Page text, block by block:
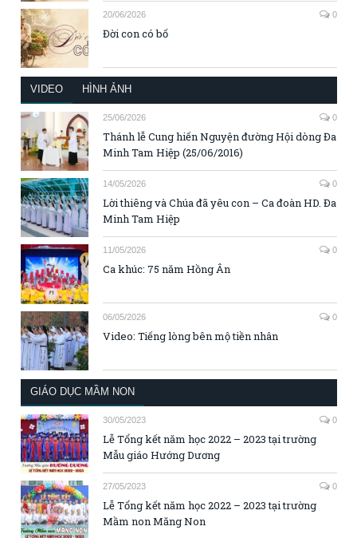
20/06/2026 0
Đời con có bố
VIDEO HÌNH ẢNH
25/06/2026 0
Thánh lễ Cung hiến Nguyện đường Hội dòng Đa
Minh Tam Hiệp (25/06/2016)
14/05/2026 0
Lời thiêng và Chúa đã yêu con – Ca đoàn HD. Đa
Minh Tam Hiệp
11/05/2026 0
Ca khúc: 75 năm Hồng Ân
06/05/2026 0
Video: Tiếng lòng bên mộ tiền nhân
GIÁO DỤC MẦM NON
30/05/2023 0
Lễ Tổng kết năm học 2022 – 2023 tại trường
Mẫu giáo Hướng Dương
27/05/2023 0
Lễ Tổng kết năm học 2022 – 2023 tại trường
Mầm non Măng Non